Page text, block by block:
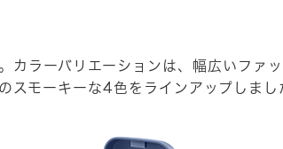
ラーバリエーションは、幅広いファ
スモーキーな4色をラインアップしまし